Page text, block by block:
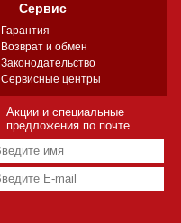
Сервис
Гарантия
Возврат и обмен
Законодательство
Сервисные центры
Акции и специальные
предложения по почте